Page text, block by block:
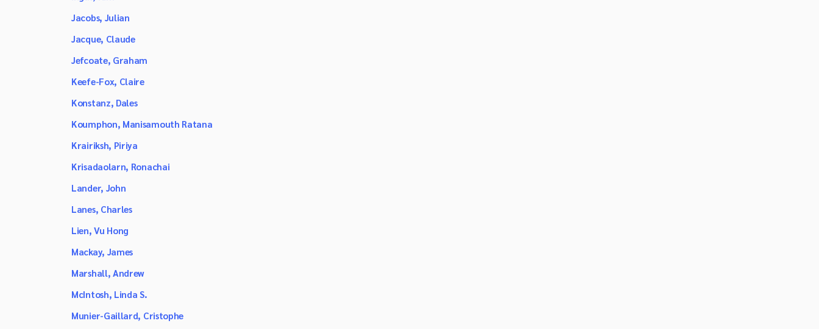
Jacobs, Julian
Jacque, Claude
Jefcoate, Graham
Keefe-Fox, Claire
Konstanz, Dales
Koumphon, Manisamouth Ratana
Krairiksh, Piriya
Krisadaolarn, Ronachai
Lander, John
Lanes, Charles
Lien, Vu Hong
Mackay, James
Marshall, Andrew
McIntosh, Linda S.
Munier-Gaillard, Cristophe